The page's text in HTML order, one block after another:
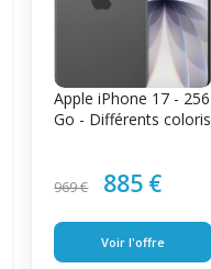
Apple iPhone 17 - 256
Go - Différents coloris
969 € 885 €
Voir l'offre